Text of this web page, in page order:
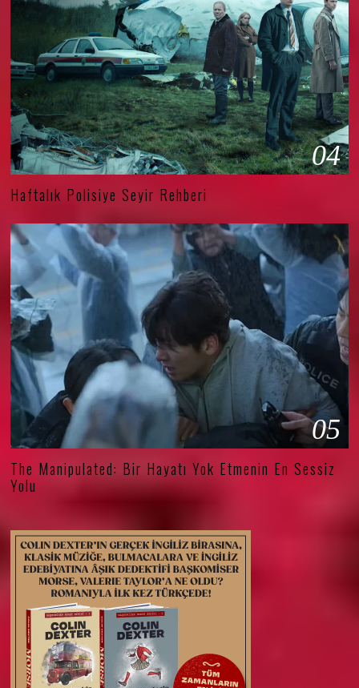
04
Haftalık Polisiye Seyir Rehberi
05
The Manipulated: Bir Hayatı Yok Etmenin En Sessiz
Yolu